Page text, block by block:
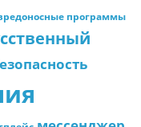
программы